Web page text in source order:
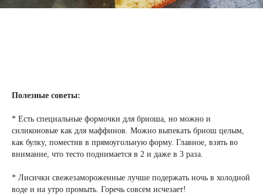
Полезные советы:
* Есть специальные формочки для бриоша, но можно и
силиконовые как для маффинов. Можно выпекать бриош целым,
как булку, поместив в прямоугольную форму. Главное, взять во
внимание, что тесто поднимается в 2 и даже в 3 раза.
* Лисички свежезамороженные лучше подержать ночь в холодной
воде и на утро промыть. Горечь совсем исчезает!